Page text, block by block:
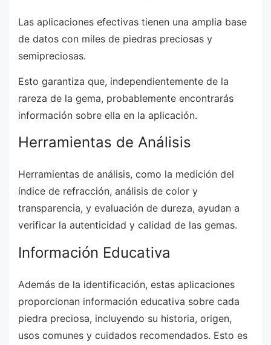
Las aplicaciones efectivas tienen una amplia base
de datos con miles de piedras preciosas y
semipreciosas.
Esto garantiza que, independientemente de la
rareza de la gema, probablemente encontrarás
información sobre ella en la aplicación.
Herramientas de Análisis
Herramientas de análisis, como la medición del
índice de refracción, análisis de color y
transparencia, y evaluación de dureza, ayudan a
verificar la autenticidad y calidad de las gemas.
Información Educativa
Además de la identificación, estas aplicaciones
proporcionan información educativa sobre cada
piedra preciosa, incluyendo su historia, origen,
usos comunes y cuidados recomendados. Esto es